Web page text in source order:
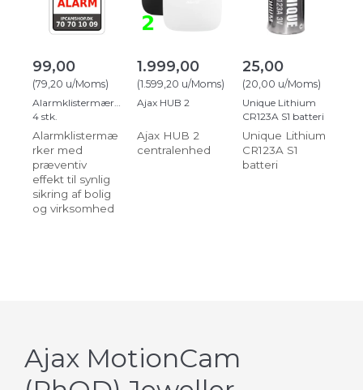
99,00
(79,20 u/Moms)
Alarmklistermærker
4 stk.
Alarmklistermæ
rker med
præventiv
effekt til synlig
sikring af bolig
og virksomhed
1.999,00
(1.599,20 u/Moms)
Ajax HUB 2
Ajax HUB 2
centralenhed
25,00
(20,00 u/Moms)
Unique Lithium
CR123A S1 batteri
Unique Lithium
CR123A S1
batteri
Ajax MotionCam